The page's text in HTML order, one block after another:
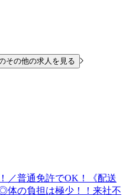
その他の求人を見る
／普通免許でOK！《配送
体の負担は極少！！来社不